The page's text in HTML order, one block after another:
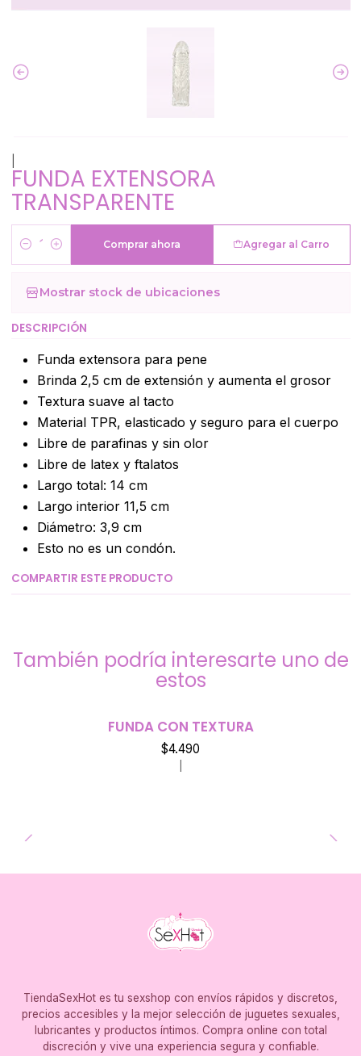
FUNDA EXTENSORA
TRANSPARENTE
Cantidad
Agregar al Carro
Comprar ahora
Mostrar stock de ubicaciones
DESCRIPCIÓN
Funda extensora para pene
Brinda 2,5 cm de extensión y aumenta el grosor
Textura suave al tacto
Material TPR, elasticado y seguro para el cuerpo
Libre de parafinas y sin olor
Libre de latex y ftalatos
Largo total: 14 cm
Largo interior 11,5 cm
Diámetro: 3,9 cm
Esto no es un condón.
COMPARTIR ESTE PRODUCTO
También podría interesarte uno de
estos
FUNDA CON TEXTURA
$4.490
TiendaSexHot es tu sexshop con envíos rápidos y discretos,
precios accesibles y la mejor selección de juguetes sexuales,
lubricantes y productos íntimos. Compra online con total
discreción y vive una experiencia segura y confiable.